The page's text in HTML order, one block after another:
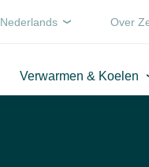
Nederlands Over
Verwarmen & Koelen